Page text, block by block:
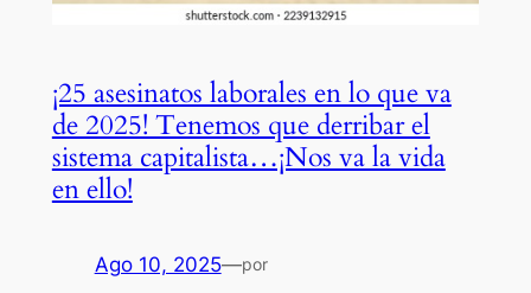
¡25 asesinatos laborales en lo que va
de 2025! Tenemos que derribar el
sistema capitalista…¡Nos va la vida
en ello!
Ago 10, 2025—por